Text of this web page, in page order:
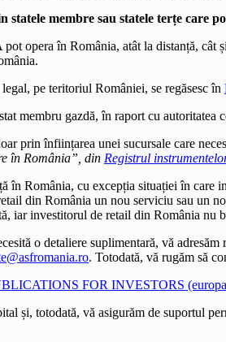
membre sau statele terțe care
opera în România, atât la distanță,
pe teritoriul României, se regăsesc în
membru gazdă, în raport cu
prin înființarea unei sucursale care
în România”, din Registrul
în România, cu excepția situației în
din România un nou serviciu sau un
iar investitorul de retail din România
o detaliere suplimentară, vă
. Totodată, vă rugăm să
FOR INVESTORS
și, totodată, vă asigurăm de suportul